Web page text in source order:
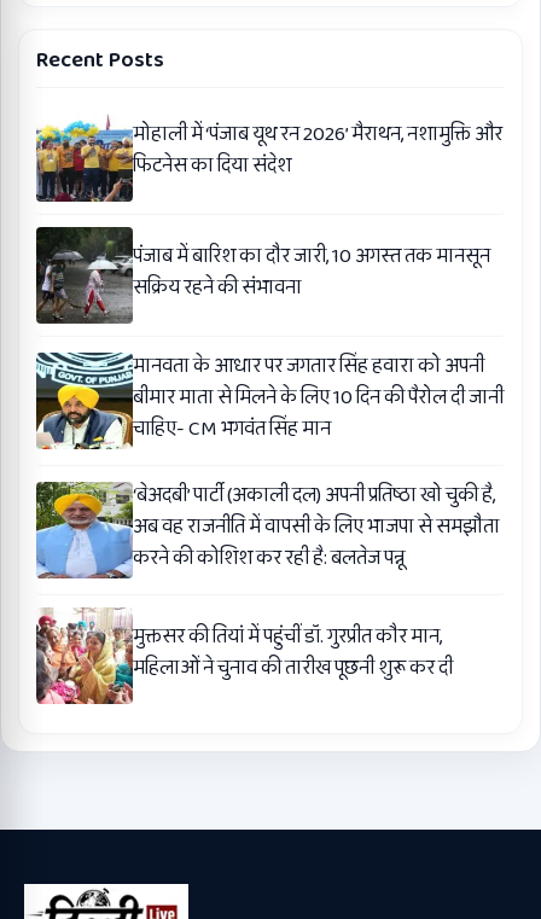
Recent Posts
मोहाली में ‘पंजाब यूथ रन 2026’ मैराथन, नशामुक्ति और
फिटनेस का दिया संदेश
पंजाब में बारिश का दौर जारी, 10 अगस्त तक मानसून
सक्रिय रहने की संभावना
मानवता के आधार पर जगतार सिंह हवारा को अपनी
बीमार माता से मिलने के लिए 10 दिन की पैरोल दी जानी
चाहिए- CM भगवंत सिंह मान
‘बेअदबी’ पार्टी (अकाली दल) अपनी प्रतिष्ठा खो चुकी है,
अब वह राजनीति में वापसी के लिए भाजपा से समझौता
करने की कोशिश कर रही है: बलतेज पन्नू
मुक्तसर की तियां में पहुंचीं डॉ. गुरप्रीत कौर मान,
महिलाओं ने चुनाव की तारीख पूछनी शुरू कर दी